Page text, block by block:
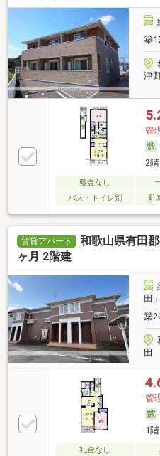
築
津
管
2
敷金なし
バス・トイレ別
駐
賃貸アパート
和歌山県有田
ヶ月 2階建
田
築
田
管
1
礼金なし